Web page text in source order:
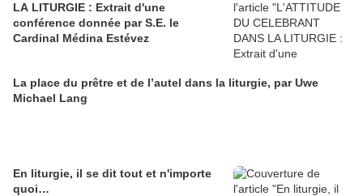
LA LITURGIE : Extrait d'une
conférence donnée par S.E. le
Cardinal Médina Estévez
La place du prêtre et de l’autel dans la liturgie, par Uwe
Michael Lang
En liturgie, il se dit tout et n'importe
quoi…